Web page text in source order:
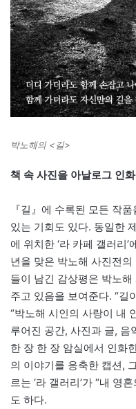
박노해의 <길>
책 속 사진을 아날로그 인
『길』에 수록된 모든 작
있는 기회도 있다. 동일한
에 위치한 ‘라 카페 갤러리
년을 맞은 박노해 사진전
들이 남긴 감상평은 박노
주고 있음을 보여준다. “길
“박노해 시인의 사랑이 내
루어진 공간, 사진과 글, 음
한 장 한 장 암실에서 인화
의 이야기를 응축한 캡션,
르는 ‘라 갤러리’가 “내 영
도 하다.